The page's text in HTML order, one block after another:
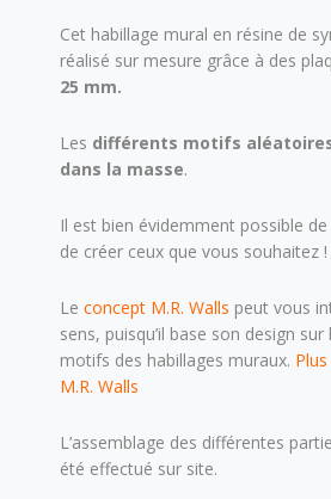
Cet habillage mural en résine de
réalisé sur mesure grâce à des
25 mm.
Les différents motifs
dans la masse.
Il est bien évidemment possible
de créer ceux que vous souhaitez !
Le concept M.R. Walls peut vous
sens, puisqu’il base son design
motifs des habillages muraux.
M.R. Walls
L’assemblage des différentes
été effectué sur site.